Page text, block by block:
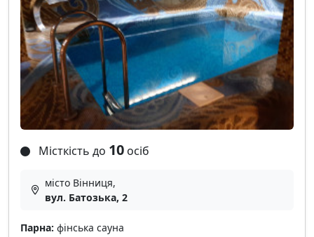
Місткість до 10 осіб
місто Вінниця,
вул. Батозька, 2
Парна: фінська сауна